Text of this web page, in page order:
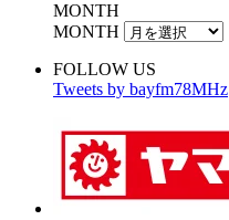
MONTH
MONTH
FOLLOW US
Tweets by bayfm78MHz